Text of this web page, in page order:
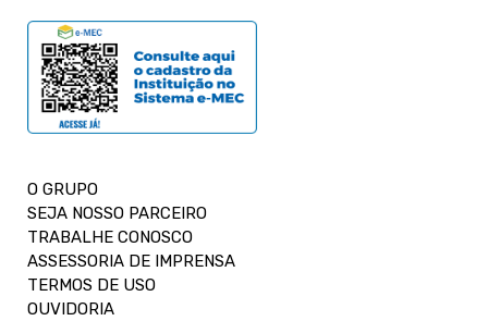
O GRUPO
SEJA NOSSO PARCEIRO
TRABALHE CONOSCO
ASSESSORIA DE IMPRENSA
TERMOS DE USO
OUVIDORIA